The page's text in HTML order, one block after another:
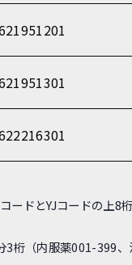
ードとYJコードの上8
3桁（内服薬001-399